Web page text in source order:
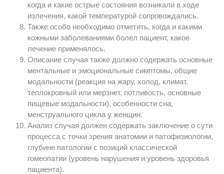
когда и какие острые состояния возникали в ходе
излечения, какой температурой сопровождались.
Также особо необходимо отметить, когда и какими
кожными заболеваниями болел пациент, какое
лечение применялось.
Описание случая также должно содержать основные
ментальные и эмоциональные симптомы, общие
модальности (реакция на жару, холод, климат,
теплокровный или мерзнет, потливость, основные
пищевые модальности), особенности сна,
менструального цикла у женщин.
Анализ случая должен содержать заключение о сути
процесса с точки зрения анатомии и патофизиологии,
глубине патологии с позиций классической
гомеопатии (уровень нарушения и уровень здоровья
пациента).